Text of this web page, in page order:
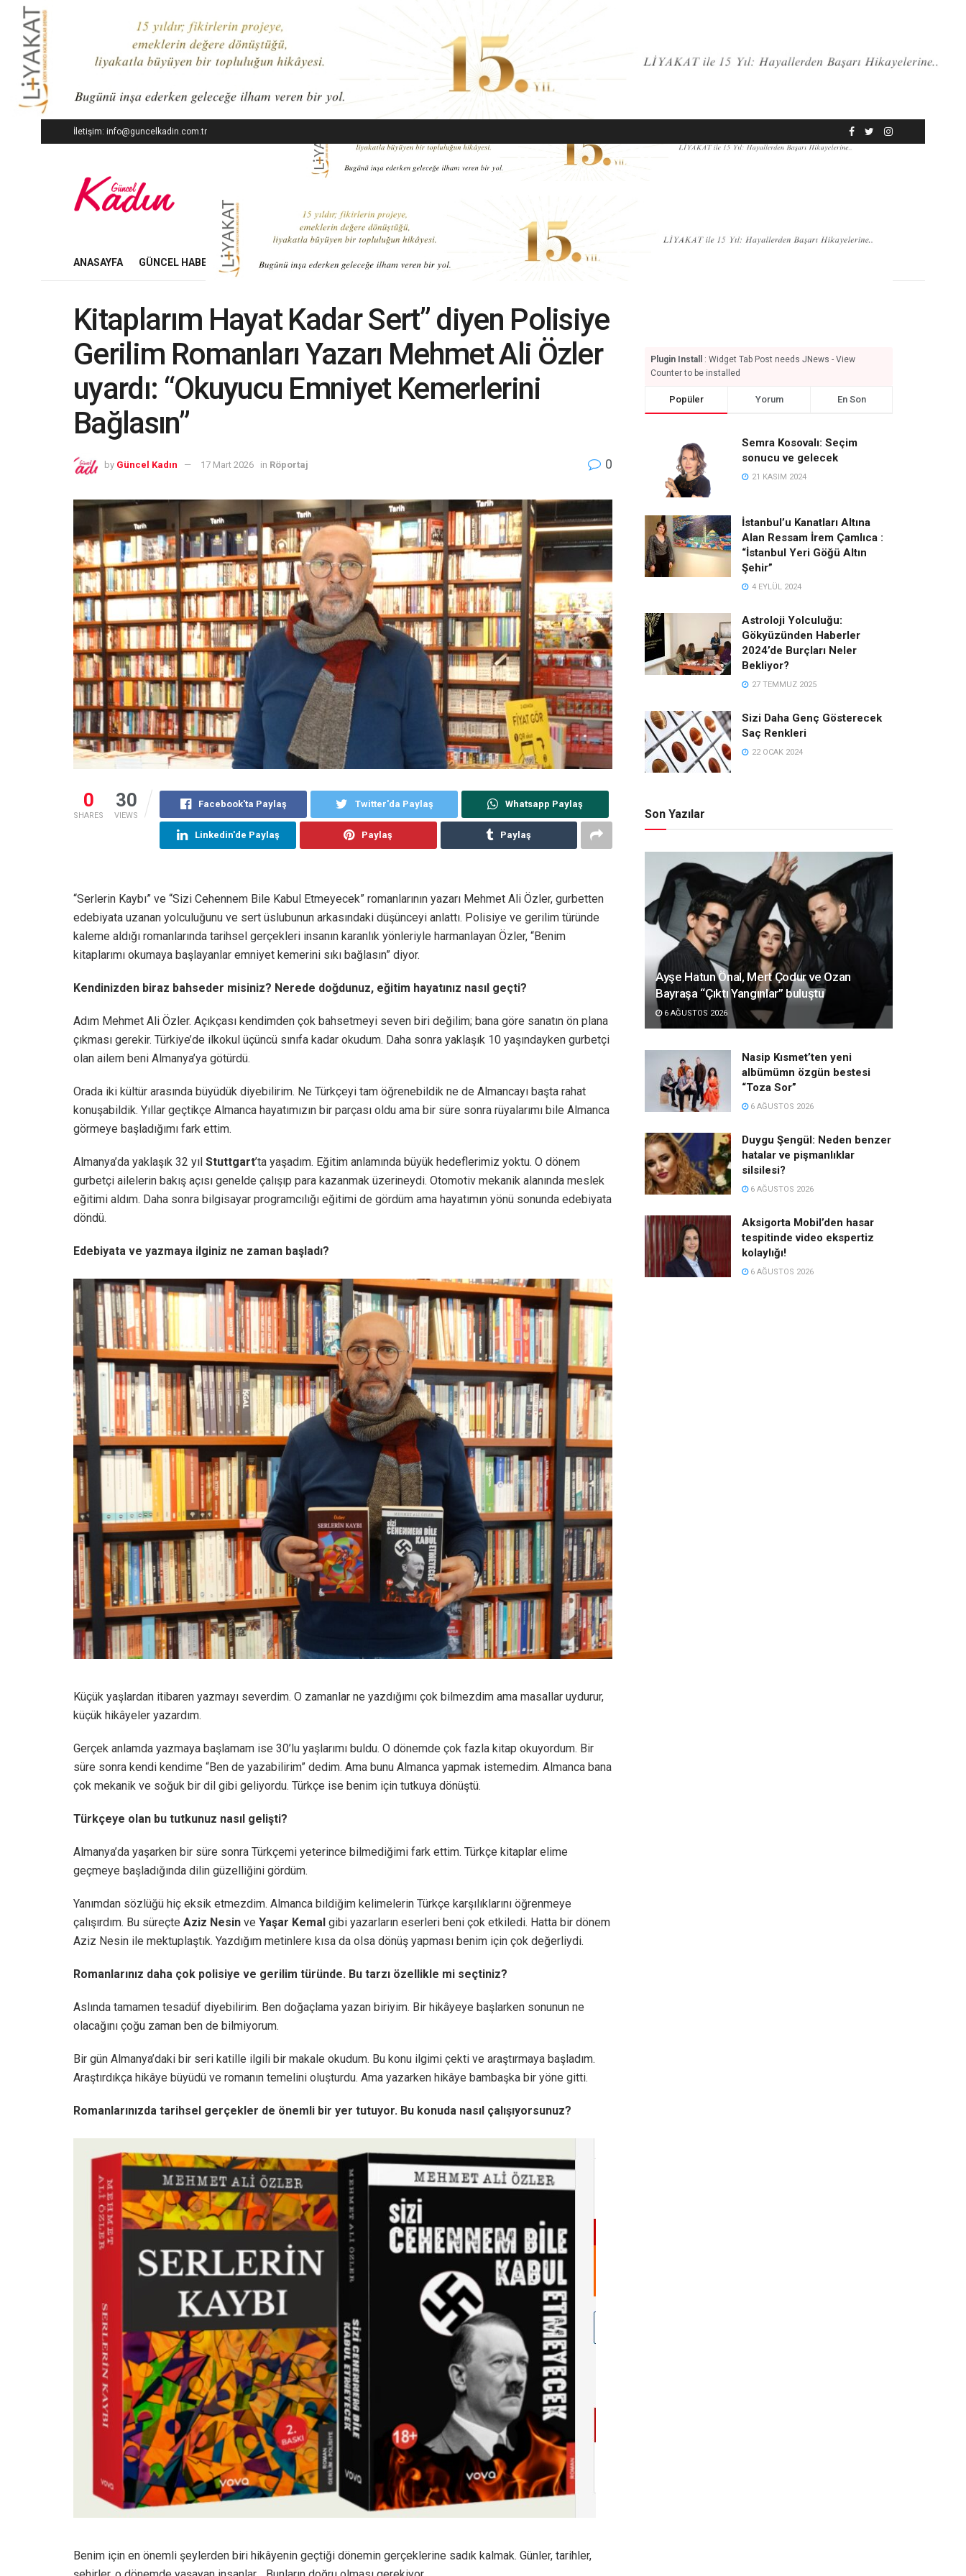
İletişim: info@guncelkadin.com.tr
ANASAYFA GÜNCEL HABERLER İŞ DÜNYASI EKONOMI MODA GÜZELLIK YAŞAM SANAT
Kitaplarım Hayat Kadar Sert” diyen Polisiye
Gerilim Romanları Yazarı Mehmet Ali Özler
uyardı: “Okuyucu Emniyet Kemerlerini
Bağlasın”
by Güncel Kadın 17 Mart 2026 in Röportaj 0
0
SHARES
30
VIEWS
Facebook'ta Paylaş Twitter'da Paylaş Whatsapp Paylaş
Linkedin'de Paylaş Paylaş Paylaş
“Serlerin Kaybı” ve “Sizi Cehennem Bile Kabul Etmeyecek” romanlarının yazarı Mehmet Ali Özler, gurbetten
edebiyata uzanan yolculuğunu ve sert üslubunun arkasındaki düşünceyi anlattı. Polisiye ve gerilim türünde
kaleme aldığı romanlarında tarihsel gerçekleri insanın karanlık yönleriyle harmanlayan Özler, “Benim
kitaplarımı okumaya başlayanlar emniyet kemerini sıkı bağlasın” diyor.
Kendinizden biraz bahseder misiniz? Nerede doğdunuz, eğitim hayatınız nasıl geçti?
Adım Mehmet Ali Özler. Açıkçası kendimden çok bahsetmeyi seven biri değilim; bana göre sanatın ön plana
çıkması gerekir. Türkiye’de ilkokul üçüncü sınıfa kadar okudum. Daha sonra yaklaşık 10 yaşındayken gurbetçi
olan ailem beni Almanya’ya götürdü.
Orada iki kültür arasında büyüdük diyebilirim. Ne Türkçeyi tam öğrenebildik ne de Almancayı başta rahat
konuşabildik. Yıllar geçtikçe Almanca hayatımızın bir parçası oldu ama bir süre sonra rüyalarımı bile Almanca
görmeye başladığımı fark ettim.
Almanya’da yaklaşık 32 yıl Stuttgart’ta yaşadım. Eğitim anlamında büyük hedeflerimiz yoktu. O dönem
gurbetçi ailelerin bakış açısı genelde çalışıp para kazanmak üzerineydi. Otomotiv mekanik alanında meslek
eğitimi aldım. Daha sonra bilgisayar programcılığı eğitimi de gördüm ama hayatımın yönü sonunda edebiyata
döndü.
Edebiyata ve yazmaya ilginiz ne zaman başladı?
Küçük yaşlardan itibaren yazmayı severdim. O zamanlar ne yazdığımı çok bilmezdim ama masallar uydurur,
küçük hikâyeler yazardım.
Gerçek anlamda yazmaya başlamam ise 30’lu yaşlarımı buldu. O dönemde çok fazla kitap okuyordum. Bir
süre sonra kendi kendime “Ben de yazabilirim” dedim. Ama bunu Almanca yapmak istemedim. Almanca bana
çok mekanik ve soğuk bir dil gibi geliyordu. Türkçe ise benim için tutkuya dönüştü.
Türkçeye olan bu tutkunuz nasıl gelişti?
Almanya’da yaşarken bir süre sonra Türkçemi yeterince bilmediğimi fark ettim. Türkçe kitaplar elime
geçmeye başladığında dilin güzelliğini gördüm.
Yanımdan sözlüğü hiç eksik etmezdim. Almanca bildiğim kelimelerin Türkçe karşılıklarını öğrenmeye
çalışırdım. Bu süreçte Aziz Nesin ve Yaşar Kemal gibi yazarların eserleri beni çok etkiledi. Hatta bir dönem
Aziz Nesin ile mektuplaştık. Yazdığım metinlere kısa da olsa dönüş yapması benim için çok değerliydi.
Romanlarınız daha çok polisiye ve gerilim türünde. Bu tarzı özellikle mi seçtiniz?
Aslında tamamen tesadüf diyebilirim. Ben doğaçlama yazan biriyim. Bir hikâyeye başlarken sonunun ne
olacağını çoğu zaman ben de bilmiyorum.
Bir gün Almanya’daki bir seri katille ilgili bir makale okudum. Bu konu ilgimi çekti ve araştırmaya başladım.
Araştırdıkça hikâye büyüdü ve romanın temelini oluşturdu. Ama yazarken hikâye bambaşka bir yöne gitti.
Romanlarınızda tarihsel gerçekler de önemli bir yer tutuyor. Bu konuda nasıl çalışıyorsunuz?
Benim için en önemli şeylerden biri hikâyenin geçtiği dönemin gerçeklerine sadık kalmak. Günler, tarihler,
Plugin Install
: Widget Tab Post needs JNews - View
Counter to be installed
Popüler Yorum En Son
Semra Kosovalı: Seçim
sonucu ve gelecek
21 KASIM 2024
İstanbul’u Kanatları Altına
Alan Ressam İrem Çamlıca :
“İstanbul Yeri Göğü Altın
Şehir”
4 EYLÜL 2024
Astroloji Yolculuğu:
Gökyüzünden Haberler
2024’de Burçları Neler
Bekliyor?
27 TEMMUZ 2025
Sizi Daha Genç Gösterecek
Saç Renkleri
22 OCAK 2024
Son Yazılar
Ayşe Hatun Önal, Mert Çodur ve Ozan
Bayraşa “Çıktı Yangınlar” buluştu
6 AĞUSTOS 2026
Nasip Kısmet’ten yeni
albümümn özgün bestesi
“Toza Sor”
6 AĞUSTOS 2026
Duygu Şengül: Neden benzer
hatalar ve pişmanlıklar
silsilesi?
6 AĞUSTOS 2026
Aksigorta Mobil’den hasar
tespitinde video ekspertiz
kolaylığı!
6 AĞUSTOS 2026